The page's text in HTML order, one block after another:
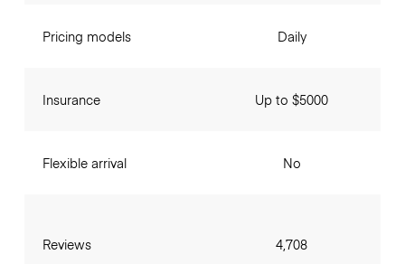
Pricing models
Insurance
Flexible arrival
Reviews
Daily
Up to $5000
No
4,708